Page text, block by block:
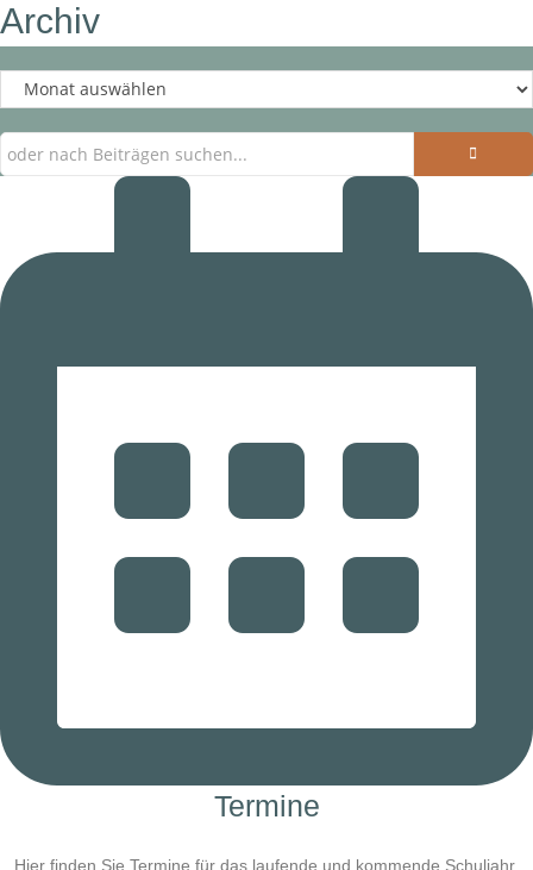
Archiv
Termine
Hier finden Sie Termine für das laufende und kommende Schuljahr.